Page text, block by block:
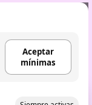
Aceptar
mínimas